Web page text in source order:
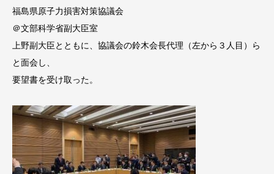
福島県原子力損害対策協議会
＠文部科学省副大臣室
上野副大臣とともに、協議会の鈴木会長代理（左から３人目）ら
と面会し、
要望書を受け取った。